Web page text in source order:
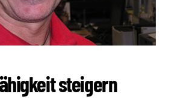
steigern